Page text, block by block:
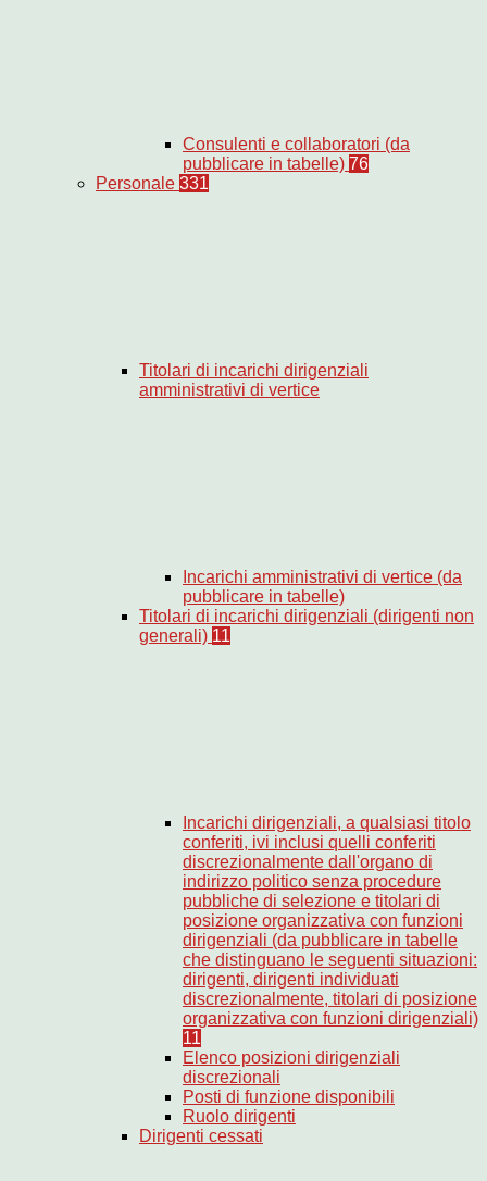
Consulenti e collaboratori (da
pubblicare in tabelle) 76
Personale 331
Titolari di incarichi dirigenziali
amministrativi di vertice
Incarichi amministrativi di vertice (da
pubblicare in tabelle)
Titolari di incarichi dirigenziali (dirigenti non
generali) 11
Incarichi dirigenziali, a qualsiasi titolo
conferiti, ivi inclusi quelli conferiti
discrezionalmente dall'organo di
indirizzo politico senza procedure
pubbliche di selezione e titolari di
posizione organizzativa con funzioni
dirigenziali (da pubblicare in tabelle
che distinguano le seguenti situazioni:
dirigenti, dirigenti individuati
discrezionalmente, titolari di posizione
organizzativa con funzioni dirigenziali)
11
Elenco posizioni dirigenziali
discrezionali
Posti di funzione disponibili
Ruolo dirigenti
Dirigenti cessati